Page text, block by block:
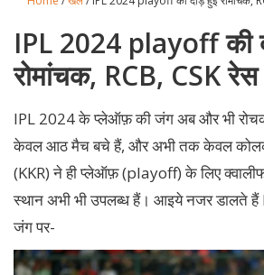
IPL 2024 playoff की
रोमांचक, RCB, CSK रेस
IPL 2024 के प्लेऑफ़ की जंग अब और भी
केवल आठ मैच बचे हैं, और अभी तक केवल
(KKR) ने ही प्लेऑफ़ (playoff) के लिए
स्थान अभी भी उपलब्ध हैं। आइये नजर डालते
जंग पर-